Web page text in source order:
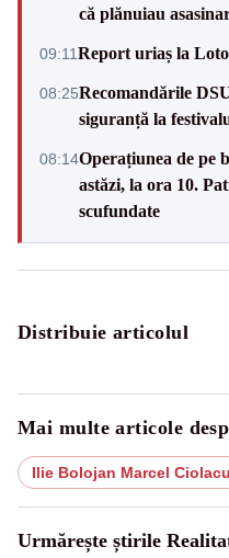
că plănuiau
09:11Report uriaș la
08:25Recomandările
siguranță la
08:14Operațiunea de pe
astăzi, la ora 10.
scufundate
Distribuie articolul
Mai multe articole
Ilie Bolojan Marcel Ciolacu
Urmărește știrile